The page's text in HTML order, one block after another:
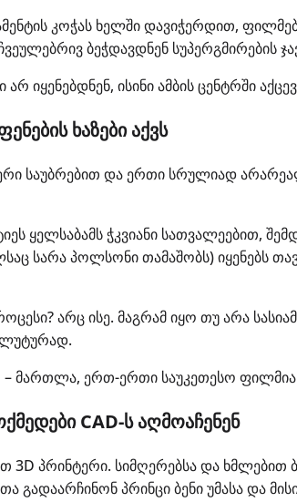
კოჭას ხელში დავიჭერდით,
ბეჭდავდნენ სუპერგმირების
იყენებდნენ, ისინი ამბის ცენტრში
ხაზები აქვს
საუბრებით და ერთი სრულიად
ყელსაბამს ჭკვიანი სათვალეებით,
სარა პოლსონი თამაშობს) იყენებს
არც ისე. მაგრამ იყო თუ არა
– მართლა, ერთ-ერთი საუკეთესო
CAD-ს აღმოაჩენენ
3D პრინტერი. სიმღერებსა და
პრინცი ბენი უმასა და